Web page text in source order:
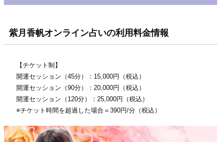
紫月香帆オンライン占いの利用料金情報
【チケット制】
開運セッション（45分）：15,000円（税込）
開運セッション（90分）：20,000円（税込）
開運セッション（120分）：25,000円（税込）
※チケット時間を超過した場合＝390円/分（税込）